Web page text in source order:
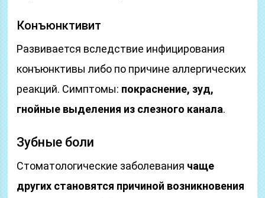
Конъюнктивит
Развивается вследствие инфицирования
конъюнктивы либо по причине аллергических
реакций. Симптомы: покраснение, зуд,
гнойные выделения из слезного канала.
Зубные боли
Стоматологические заболевания чаще
других становятся причиной возникновения